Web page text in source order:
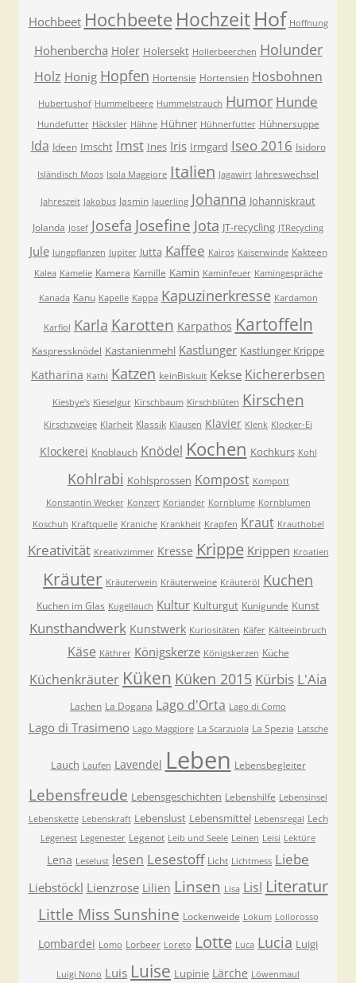
Hochbeet Hochbeete Hochzeit Hof Hoffnung
Hohenbercha Holer Holersekt Hollerbeerchen Holunder
Holz Honig Hopfen Hortensie Hortensien Hosbohnen
Hubertushof Hummelbeere Hummelstrauch Humor Hunde
Hundefutter Häcksler Hähne Hühner Hühnerfutter Hühnersuppe
Ida Ideen Imscht Imst Ines Iris Irmgard Iseo 2016 Isidoro
Isländisch Moos Isola Maggiore Italien Jagawirt Jahreswechsel
Jahreszeit Jakobus Jasmin Jauerling Johanna Johanniskraut
Jolanda Josef Josefa Josefine Jota JT-recycling JTRecycling
Jule Jungpflanzen Jupiter Jutta Kaffee Kairos Kaiserwinde Kakteen
Kalea Kamelie Kamera Kamille Kamin Kaminfeuer Kamingespräche
Kanada Kanu Kapelle Kappa Kapuzinerkresse Kardamon
Karfiol Karla Karotten Karpathos Kartoffeln
Kaspressknödel Kastanienmehl Kastlunger Kastlunger Krippe
Katharina Kathi Katzen keinBiskuit Kekse Kichererbsen
Kiesbye's Kieselgur Kirschbaum Kirschblüten Kirschen
Kirschzweige Klarheit Klassik Klausen Klavier Klenk Klocker-Ei
Klockerei Knoblauch Knödel Kochen Kochkurs Kohl
Kohlrabi Kohlsprossen Kompost Kompott
Konstantin Wecker Konzert Koriander Kornblume Kornblumen
Koschuh Kraftquelle Kraniche Krankheit Krapfen Kraut Krauthobel
Kreativität Kreativzimmer Kresse Krippe Krippen Kroatien
Kräuter Kräuterwein Kräuterweine Kräuteröl Kuchen
Kuchen im Glas Kugellauch Kultur Kulturgut Kunigunde Kunst
Kunsthandwerk Kunstwerk Kuriositäten Käfer Kälteeinbruch
Käse Käthrer Königskerze Königskerzen Küche
Küchenkräuter Küken Küken 2015 Kürbis L'Aia
Lachen La Dogana Lago d'Orta Lago di Como
Lago di Trasimeno Lago Maggiore La Scarzuola La Spezia Latsche
Lauch Laufen Lavendel Leben Lebensbegleiter
Lebensfreude Lebensgeschichten Lebenshilfe Lebensinsel
Lebenskette Lebenskraft Lebenslust Lebensmittel Lebensregal Lech
Legenest Legenester Legenot Leib und Seele Leinen Leisi Lektüre
Lena Leselust lesen Lesestoff Licht Lichtmess Liebe
Liebstöckl Lienzrose Lilien Linsen Lisa Lisl Literatur
Little Miss Sunshine Lockenweide Lokum Lollorosso
Lombardei Lomo Lorbeer Loreto Lotte Luca Lucia Luigi
Luigi Nono Luis Luise Lupinie Lärche Löwenmaul